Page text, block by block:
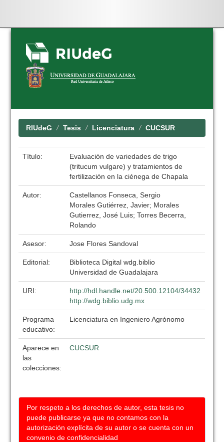
Skip
navigation
RIUdeG Tesis Licenciatura CUCSUR
Título:
Evaluación de variedades de trigo
(tritucum vulgare) y tratamientos de
fertilización en la ciénega de Chapala
Autor:
Castellanos Fonseca, Sergio
Morales Gutiérrez, Javier; Morales
Gutierrez, José Luis; Torres Becerra,
Rolando
Asesor: Jose Flores Sandoval
Editorial:
Biblioteca Digital wdg.biblio
Universidad de Guadalajara
URI:
http://hdl.handle.net/20.500.12104/34432
http://wdg.biblio.udg.mx
Programa
educativo:
Licenciatura en Ingeniero Agrónomo
Aparece en
las
colecciones:
CUCSUR
Por respeto a los derechos de autor, esta tesis no
puede publicarse ya que no contamos con la
autorización explícita de su autor o se cuenta con un
convenio de confidencialidad